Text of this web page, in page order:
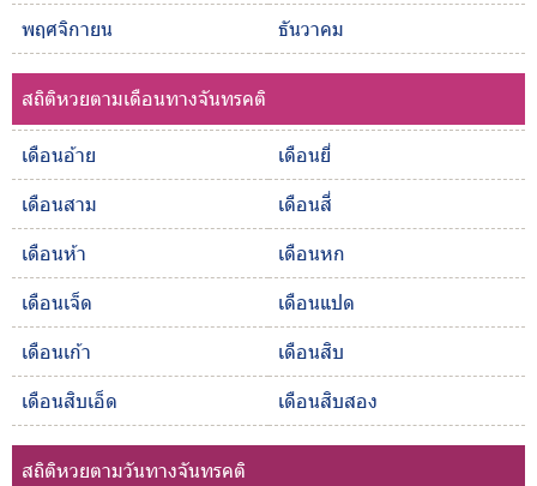
พฤศจิกายน
ธันวาคม
สถิติหวยตามเดือนทางจันทรคติ
เดือนอ้าย
เดือนยี่
เดือนสาม
เดือนสี่
เดือนห้า
เดือนหก
เดือนเจ็ด
เดือนแปด
เดือนเก้า
เดือนสิบ
เดือนสิบเอ็ด
เดือนสิบสอง
สถิติหวยตามวันทางจันทรคติ